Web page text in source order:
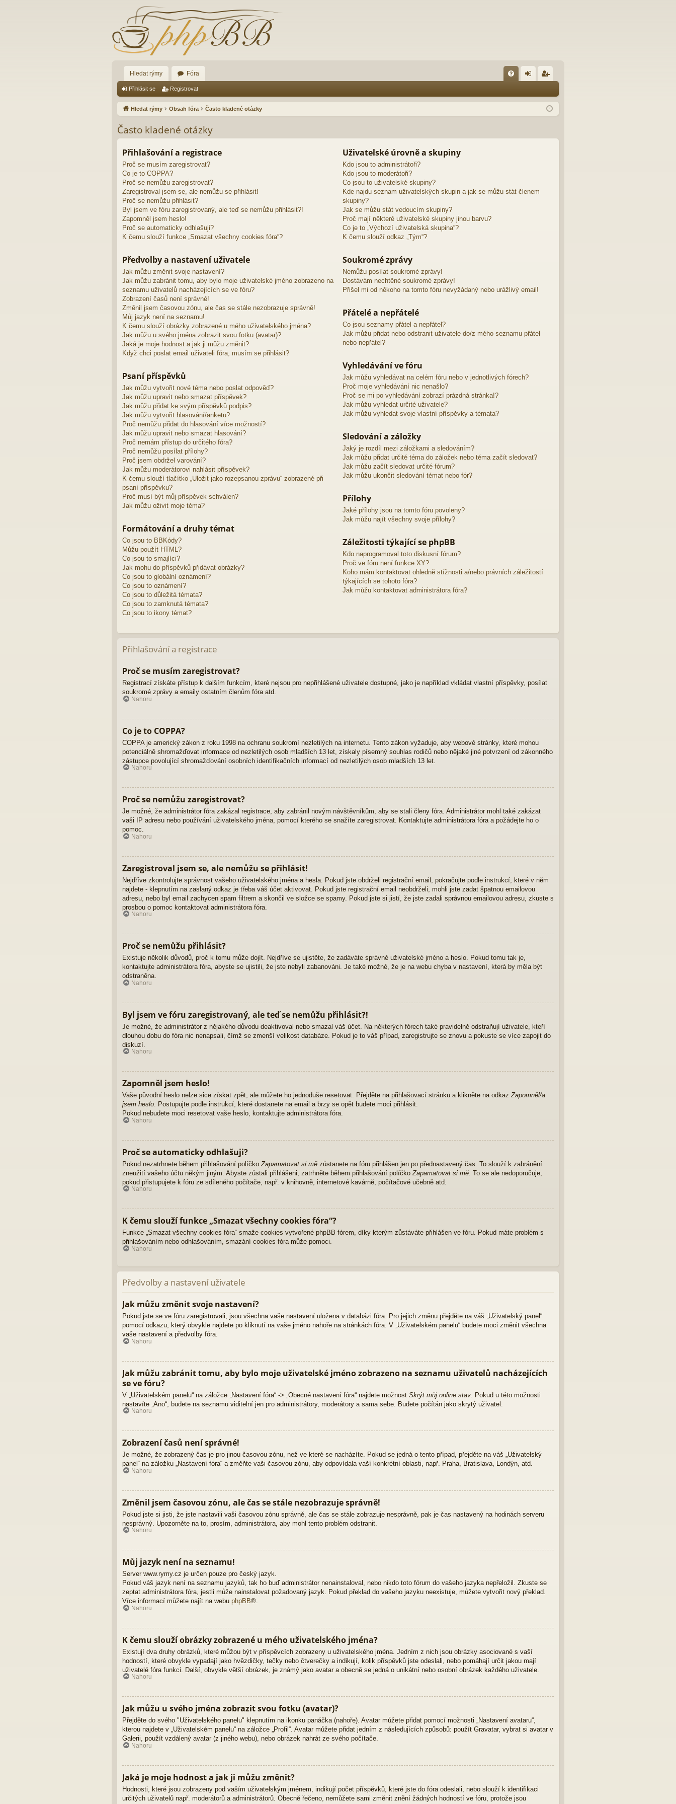
Hledat rýmy Fóra
Q lá ist
Přihlásit se Registrovat
Hledat rýmy Obsah fóra Často kladené otázky
Často kladené otázky
Přihlašování a registrace
Proč se musím zaregistrovat?
Co je to COPPA?
Proč se nemůžu zaregistrovat?
Zaregistroval jsem se, ale nemůžu se přihlásit!
Proč se nemůžu přihlásit?
Byl jsem ve fóru zaregistrovaný, ale teď se nemůžu přihlásit?!
Zapomněl jsem heslo!
Proč se automaticky odhlašuji?
K čemu slouží funkce „Smazat všechny cookies fóra“?
Předvolby a nastavení uživatele
Jak můžu změnit svoje nastavení?
Jak můžu zabránit tomu, aby bylo moje uživatelské jméno zobrazeno na
seznamu uživatelů nacházejících se ve fóru?
Zobrazení časů není správné!
Změnil jsem časovou zónu, ale čas se stále nezobrazuje správně!
Můj jazyk není na seznamu!
K čemu slouží obrázky zobrazené u mého uživatelského jména?
Jak můžu u svého jména zobrazit svou fotku (avatar)?
Jaká je moje hodnost a jak ji můžu změnit?
Když chci poslat email uživateli fóra, musím se přihlásit?
Psaní příspěvků
Jak můžu vytvořit nové téma nebo poslat odpověď?
Jak můžu upravit nebo smazat příspěvek?
Jak můžu přidat ke svým příspěvků podpis?
Jak můžu vytvořit hlasování/anketu?
Proč nemůžu přidat do hlasování více možností?
Jak můžu upravit nebo smazat hlasování?
Proč nemám přístup do určitého fóra?
Proč nemůžu posílat přílohy?
Proč jsem obdržel varování?
Jak můžu moderátorovi nahlásit příspěvek?
K čemu slouží tlačítko „Uložit jako rozepsanou zprávu“ zobrazené při
psaní příspěvku?
Proč musí být můj příspěvek schválen?
Jak můžu oživit moje téma?
Formátování a druhy témat
Co jsou to BBKódy?
Můžu použít HTML?
Co jsou to smajlíci?
Jak mohu do příspěvků přidávat obrázky?
Co jsou to globální oznámení?
Co jsou to oznámení?
Co jsou to důležitá témata?
Co jsou to zamknutá témata?
Co jsou to ikony témat?
Uživatelské úrovně a skupiny
Kdo jsou to administrátoři?
Kdo jsou to moderátoři?
Co jsou to uživatelské skupiny?
Kde najdu seznam uživatelských skupin a jak se můžu stát členem
skupiny?
Jak se můžu stát vedoucím skupiny?
Proč mají některé uživatelské skupiny jinou barvu?
Co je to „Výchozí uživatelská skupina“?
K čemu slouží odkaz „Tým“?
Soukromé zprávy
Nemůžu posílat soukromé zprávy!
Dostávám nechtěné soukromé zprávy!
Přišel mi od někoho na tomto fóru nevyžádaný nebo urážlivý email!
Přátelé a nepřátelé
Co jsou seznamy přátel a nepřátel?
Jak můžu přidat nebo odstranit uživatele do/z mého seznamu přátel
nebo nepřátel?
Vyhledávání ve fóru
Jak můžu vyhledávat na celém fóru nebo v jednotlivých fórech?
Proč moje vyhledávání nic nenašlo?
Proč se mi po vyhledávání zobrazí prázdná stránka!?
Jak můžu vyhledat určité uživatele?
Jak můžu vyhledat svoje vlastní příspěvky a témata?
Sledování a záložky
Jaký je rozdíl mezi záložkami a sledováním?
Jak můžu přidat určité téma do záložek nebo téma začít sledovat?
Jak můžu začít sledovat určité fórum?
Jak můžu ukončit sledování témat nebo fór?
Přílohy
Jaké přílohy jsou na tomto fóru povoleny?
Jak můžu najít všechny svoje přílohy?
Záležitosti týkající se phpBB
Kdo naprogramoval toto diskusní fórum?
Proč ve fóru není funkce XY?
Koho mám kontaktovat ohledně stížnosti a/nebo právních záležitostí
týkajících se tohoto fóra?
Jak můžu kontaktovat administrátora fóra?
Přihlašování a registrace
Proč se musím zaregistrovat?
Registrací získáte přístup k dalším funkcím, které nejsou pro nepřihlášené uživatele dostupné, jako je například vkládat vlastní příspěvky, posílat
soukromé zprávy a emaily ostatním členům fóra atd.
Nahoru
Co je to COPPA?
COPPA je americký zákon z roku 1998 na ochranu soukromí nezletilých na internetu. Tento zákon vyžaduje, aby webové stránky, které mohou
potenciálně shromažďovat informace od nezletilých osob mladších 13 let, získaly písemný souhlas rodičů nebo nějaké jiné potvrzení od zákonného
zástupce povolující shromažďování osobních identifikačních informací od nezletilých osob mladších 13 let.
Nahoru
Proč se nemůžu zaregistrovat?
Je možné, že administrátor fóra zakázal registrace, aby zabránil novým návštěvníkům, aby se stali členy fóra. Administrátor mohl také zakázat
vaši IP adresu nebo používání uživatelského jména, pomocí kterého se snažíte zaregistrovat. Kontaktujte administrátora fóra a požádejte ho o
pomoc.
Nahoru
Zaregistroval jsem se, ale nemůžu se přihlásit!
Nejdříve zkontrolujte správnost vašeho uživatelského jména a hesla. Pokud jste obdrželi registrační email, pokračujte podle instrukcí, které v něm
najdete - klepnutím na zaslaný odkaz je třeba váš účet aktivovat. Pokud jste registrační email neobdrželi, mohli jste zadat špatnou emailovou
adresu, nebo byl email zachycen spam filtrem a skončil ve složce se spamy. Pokud jste si jistí, že jste zadali správnou emailovou adresu, zkuste s
prosbou o pomoc kontaktovat administrátora fóra.
Nahoru
Proč se nemůžu přihlásit?
Existuje několik důvodů, proč k tomu může dojít. Nejdříve se ujistěte, že zadáváte správné uživatelské jméno a heslo. Pokud tomu tak je,
kontaktujte administrátora fóra, abyste se ujistili, že jste nebyli zabanováni. Je také možné, že je na webu chyba v nastavení, která by měla být
odstraněna.
Nahoru
Byl jsem ve fóru zaregistrovaný, ale teď se nemůžu přihlásit?!
Je možné, že administrátor z nějakého důvodu deaktivoval nebo smazal váš účet. Na některých fórech také pravidelně odstraňují uživatele, kteří
dlouhou dobu do fóra nic nenapsali, čímž se zmenší velikost databáze. Pokud je to váš případ, zaregistrujte se znovu a pokuste se více zapojit do
diskuzí.
Nahoru
Zapomněl jsem heslo!
Vaše původní heslo nelze sice získat zpět, ale můžete ho jednoduše resetovat. Přejděte na přihlašovací stránku a klikněte na odkazZapomněl/a
jsem heslo. Postupujte podle instrukcí, které dostanete na email a brzy se opět budete moci přihlásit.
Pokud nebudete moci resetovat vaše heslo, kontaktujte administrátora fóra.
Nahoru
Proč se automaticky odhlašuji?
Pokud nezatrhnete během přihlašování políčko Zapamatovat si mě zůstanete na fóru přihlášen jen po přednastavený čas. To slouží k zabránění
zneužití vašeho účtu někým jiným. Abyste zůstali přihlášeni, zatrhněte během přihlašování políčko Zapamatovat si mě . To se ale nedoporučuje,
pokud přistupujete k fóru ze sdíleného počítače, např. v knihovně, internetové kavárně, počítačové učebně atd.
Nahoru
K čemu slouží funkce „Smazat všechny cookies fóra“?
Funkce „Smazat všechny cookies fóra“ smaže cookies vytvořené phpBB fórem, díky kterým zůstáváte přihlášen ve fóru. Pokud máte problém s
přihlašováním nebo odhlašováním, smazání cookies fóra může pomoci.
Nahoru
Předvolby a nastavení uživatele
Jak můžu změnit svoje nastavení?
Pokud jste se ve fóru zaregistrovali, jsou všechna vaše nastavení uložena v databázi fóra. Pro jejich změnu přejděte na váš „Uživatelský panel“
pomocí odkazu, který obvykle najdete po kliknutí na vaše jméno nahoře na stránkách fóra. V „Uživatelském panelu“ budete moci změnit všechna
vaše nastavení a předvolby fóra.
Nahoru
Jak můžu zabránit tomu, aby bylo moje uživatelské jméno zobrazeno na seznamu uživatelů nacházejících
se ve fóru?
V „Uživatelském panelu“ na záložce „Nastavení fóra“ -> „Obecné nastavení fóra“ najdete možnost Skrýt můj online stav . Pokud u této možnosti
nastavíte „Ano“, budete na seznamu viditelní jen pro administrátory, moderátory a sama sebe. Budete počítán jako skrytý uživatel.
Nahoru
Zobrazení časů není správné!
Je možné, že zobrazený čas je pro jinou časovou zónu, než ve které se nacházíte. Pokud se jedná o tento případ, přejděte na váš „Uživatelský
panel“ na záložku „Nastavení fóra“ a změňte vaši časovou zónu, aby odpovídala vaší konkrétní oblasti, např. Praha, Bratislava, Londýn, atd.
Nahoru
Změnil jsem časovou zónu, ale čas se stále nezobrazuje správně!
Pokud jste si jisti, že jste nastavili vaši časovou zónu správně, ale čas se stále zobrazuje nesprávně, pak je čas nastavený na hodinách serveru
nesprávný. Upozorněte na to, prosím, administrátora, aby mohl tento problém odstranit.
Nahoru
Můj jazyk není na seznamu!
Server www.rymy.cz je určen pouze pro český jazyk.
Pokud váš jazyk není na seznamu jazyků, tak ho buď administrátor nenainstaloval, nebo nikdo toto fórum do vašeho jazyka nepřeložil. Zkuste se
zeptat administrátora fóra, jestli může nainstalovat požadovaný jazyk. Pokud překlad do vašeho jazyku neexistuje, můžete vytvořit nový překlad.
Více informací můžete najít na webu phpBB®.
Nahoru
K čemu slouží obrázky zobrazené u mého uživatelského jména?
Existují dva druhy obrázků, které můžou být v příspěvcích zobrazeny u uživatelského jména. Jedním z nich jsou obrázky asociované s vaší
hodností, které obvykle vypadají jako hvězdičky, tečky nebo čtverečky a indikují, kolik příspěvků jste odeslali, nebo pomáhají určit jakou mají
uživatelé fóra funkci. Další, obvykle větší obrázek, je známý jako avatar a obecně se jedná o unikátní nebo osobní obrázek každého uživatele.
Nahoru
Jak můžu u svého jména zobrazit svou fotku (avatar)?
Přejděte do svého "Uživatelského panelu" klepnutím na ikonku panáčka (nahoře). Avatar můžete přidat pomocí možnosti „Nastavení avataru“,
kterou najdete v „Uživatelském panelu“ na záložce „Profil“. Avatar můžete přidat jedním z následujících způsobů: použít Gravatar, vybrat si avatar v
Galerii, použít vzdálený avatar (z jiného webu), nebo obrázek nahrát ze svého počítače.
Nahoru
Jaká je moje hodnost a jak ji můžu změnit?
Hodnosti, které jsou zobrazeny pod vaším uživatelským jménem, indikují počet příspěvků, které jste do fóra odeslali, nebo slouží k identifikaci
určitých uživatelů např. moderátorů a administrátorů. Obecně řečeno, nemůžete sami změnit znění žádných hodností ve fóru, protože jsou